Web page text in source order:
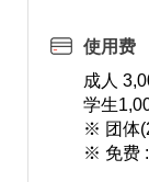
使用费
成人
学生
※ 团体
※ 免费